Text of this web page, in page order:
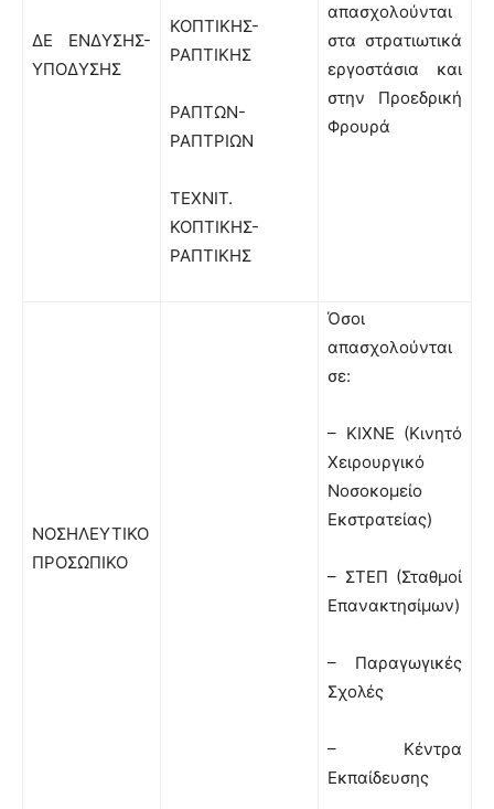
ΔΕ ΕΝΔΥΣΗΣ-
ΥΠΟΔΥΣΗΣ
ΚΟΠΤΙΚΗΣ-
ΡΑΠΤΙΚΗΣ
ΡΑΠΤΩΝ-
ΡΑΠΤΡΙΩΝ
ΤΕΧΝΙΤ.
ΚΟΠΤΙΚΗΣ-
ΡΑΠΤΙΚΗΣ
απασχολούνται
στα στρατιωτικά
εργοστάσια και
στην Προεδρική
Φρουρά
ΝΟΣΗΛΕΥΤΙΚΟ
ΠΡΟΣΩΠΙΚΟ
Όσοι
απασχολούνται
σε:
– ΚΙΧΝΕ (Κινητό
Χειρουργικό
Νοσοκομείο
Εκστρατείας)
– ΣΤΕΠ (Σταθμοί
Επανακτησίμων)
– Παραγωγικές
Σχολές
– Κέντρα
Εκπαίδευσης